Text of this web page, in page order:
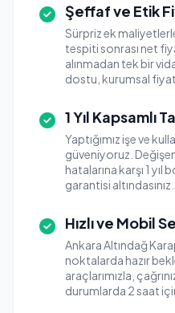
Şeffaf ve Etik
Sürpriz ek maliyetlerle
tespiti sonrası net
alınmadan tek bir
dostu, kurumsal
1 Yıl Kapsamlı
Yaptığımız işe ve
güveniyoruz.
hatalarına karşı 1 yıl
garantisi altındasınız.
Hızlı ve Mobil
Ankara Altındağ
noktalarda hazır
araçlarımızla,
durumlarda 2 saat